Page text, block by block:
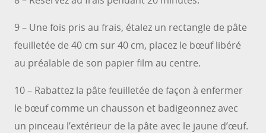
9 – Une fois pris au frais, étalez un rectangle de pâte
feuilletée de 40 cm sur 40 cm, placez le bœuf libéré
au préalable de son papier film au centre.
10 – Rabattez la pâte feuilletée de façon à enfermer
le bœuf comme un chausson et badigeonnez avec
un pinceau l’extérieur de la pâte avec le jaune d’œuf.